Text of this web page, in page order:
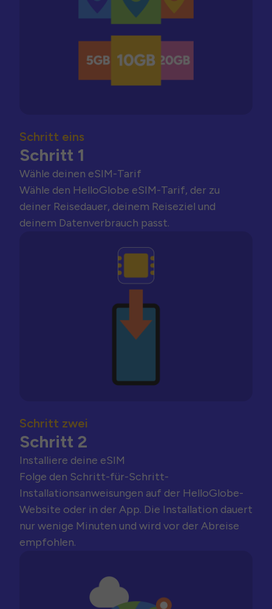
Schritt eins
Schritt 1
Wähle deinen eSIM-Tarif
Wähle den HelloGlobe eSIM-Tarif, der zu
deiner Reisedauer, deinem Reiseziel und
deinem Datenverbrauch passt.
Schritt zwei
Schritt 2
Installiere deine eSIM
Folge den Schritt-für-Schritt-
Installationsanweisungen auf der HelloGlobe-
Website oder in der App. Die Installation dauert
nur wenige Minuten und wird vor der Abreise
empfohlen.